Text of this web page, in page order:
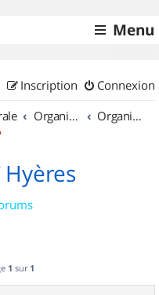
Menu
Connexion
Inscription
Organisation de sorties & Recherche de partenaires Organisation de sorties en région Provence Alpes Côte d'Azur
Hyères
1 sur 1